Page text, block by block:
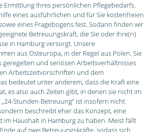
Ermittlung Ihres persönlichen Pflegebedarfs.
eines ausführlichen und für Sie kostenfreien
eines Fragebogens fest. Sodann finden wir
Betreuungskraft, die Sie oder Ihre(n)
in Hamburg versorgt. Unsere
aus Osteuropa, in der Regel aus Polen. Sie
geregelten und seriösen Arbeitsverhältnisses
Arbeitszeitvorschriften und dem
bedeutet unter anderem, dass die Kraft eine
es also auch Zeiten gibt, in denen sie nicht im
„24-Stunden-Betreuung“ ist insofern nicht
beschreibt eher das Konzept, eine
im Haushalt in Hamburg zu haben. Meist fällt
auf zwei Betreuungskräfte, sodass sich